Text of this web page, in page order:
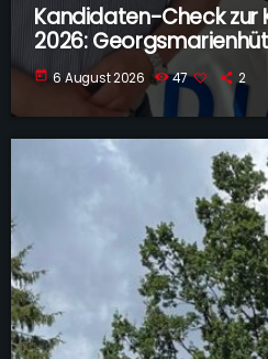
Kandidaten-Check zur
2026:
today 6 August 2026 47 2